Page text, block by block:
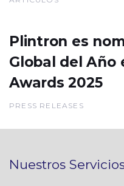
Plintron es
Global del Año
Awards 2025
PRESS RELEASES
Nuestros